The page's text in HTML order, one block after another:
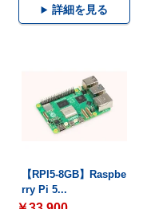
詳細を見る
【RPI5-8GB】Raspbe
rry Pi 5...